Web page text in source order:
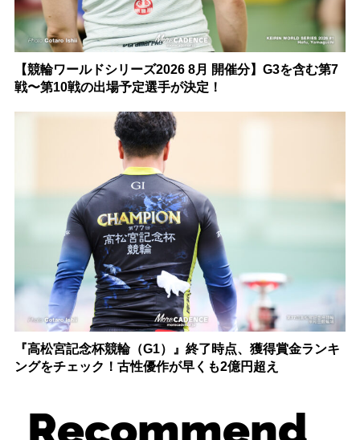
【競輪ワールドシリーズ2026 8月 開催分】G3を含む第7
戦〜第10戦の出場予定選手が決定！
『高松宮記念杯競輪（G1）』終了時点、獲得賞金ランキ
ングをチェック！古性優作が早くも2億円超え